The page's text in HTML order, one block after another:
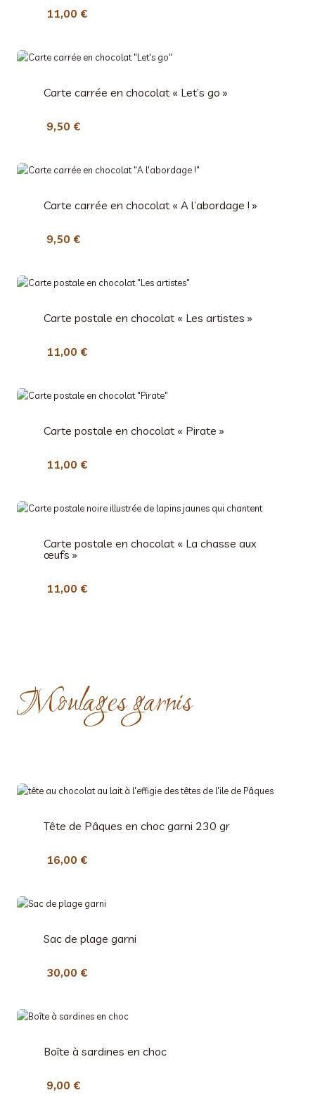
11,00 €
Carte carrée en chocolat « Let’s go »
9,50 €
Carte carrée en chocolat « A l’abordage ! »
9,50 €
Carte postale en chocolat « Les artistes »
11,00 €
Carte postale en chocolat « Pirate »
11,00 €
Carte postale en chocolat « La chasse aux
œufs »
11,00 €
Moulages garnis
Tête de Pâques en choc garni 230 gr
16,00 €
Sac de plage garni
30,00 €
Boîte à sardines en choc
9,00 €